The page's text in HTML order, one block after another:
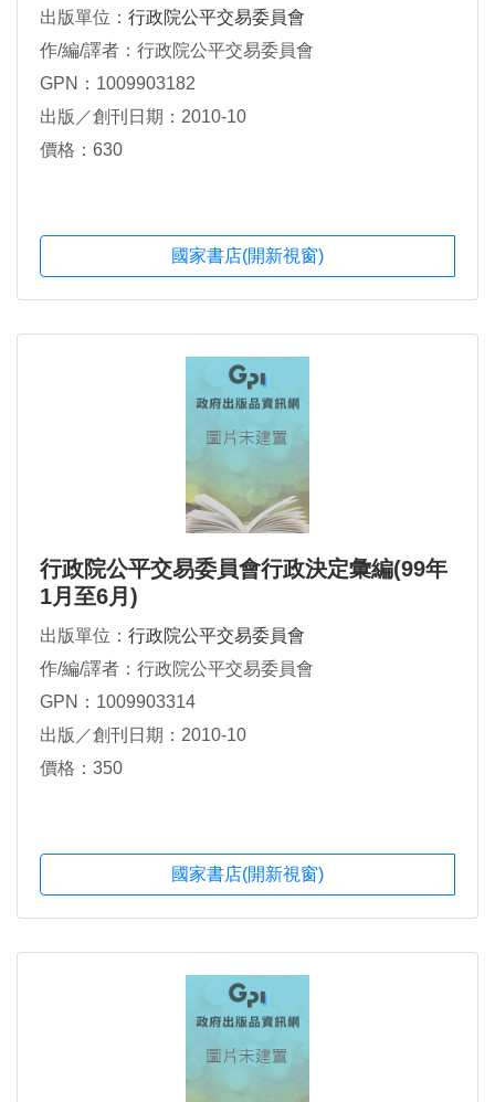
出版單位： 行政院公平交易委員會
作/編/譯者：行政院公平交易委員會
GPN：1009903182
出版／創刊日期：2010-10
價格：630
國家書店(開新視窗)
行政院公平交易委員會行政決定彙編(99年
1月至6月)
出版單位： 行政院公平交易委員會
作/編/譯者：行政院公平交易委員會
GPN：1009903314
出版／創刊日期：2010-10
價格：350
國家書店(開新視窗)